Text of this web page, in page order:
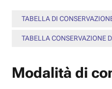
TABELLA DI
TABELLA CONSERVAZIONE
Modalità di